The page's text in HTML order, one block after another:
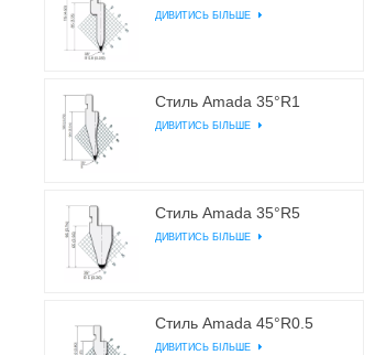
ДИВИТИСЬ БІЛЬШЕ
Стиль Amada 35°R1
ДИВИТИСЬ БІЛЬШЕ
Стиль Amada 35°R5
ДИВИТИСЬ БІЛЬШЕ
Стиль Amada 45°R0.5
ДИВИТИСЬ БІЛЬШЕ